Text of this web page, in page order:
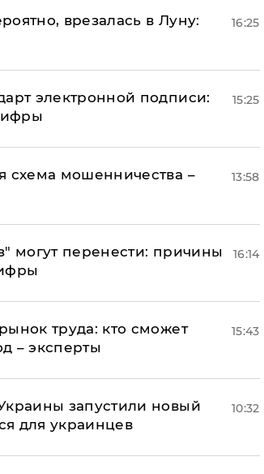
врезалась в Луну:
16:25
электронной подписи:
15:25
схема мошенничества –
13:58
могут перенести: причины
16:14
труда: кто сможет
– эксперты
15:43
запустили новый
для украинцев
10:32